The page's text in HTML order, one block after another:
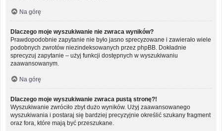
Na górę
Dlaczego moje wyszukiwanie nie zwraca wyników?
Prawdopodobnie zapytanie nie było jasno sprecyzowane i zawierało wiele
podobnych zwrotów niezindeksowanych przez phpBB. Dokładnie
sprecyzuj zapytanie – użyj funkcji dostępnych w wyszukiwaniu
zaawansowanym.
Na górę
Dlaczego moje wyszukiwanie zwraca pustą stronę?!
Wyszukiwanie zwróciło zbyt dużo wyników. Użyj zaawansowanego
wyszukiwania i postaraj się bardziej precyzyjnie określić szukany fragment
oraz fora, które mają być przeszukane.